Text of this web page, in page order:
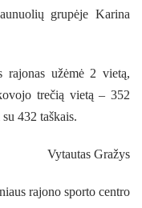
grupėje Karina
rajonas užėmė 2 vietą,
trečią vietą – 352
432 taškais.
Vytautas Gražys
rajono sporto centro